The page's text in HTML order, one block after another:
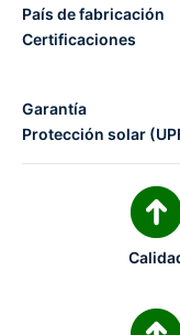
País de fabricación
Certificaciones
Garantía
Protección solar